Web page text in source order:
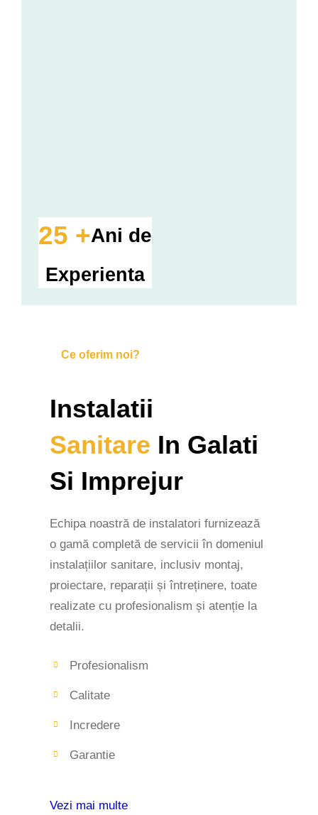
25 +Ani de
Experienta
Ce oferim noi?
Instalatii
Sanitare In Galati
Si Imprejur
Echipa noastră de instalatori furnizează
o gamă completă de servicii în domeniul
instalațiilor sanitare, inclusiv montaj,
proiectare, reparații și întreținere, toate
realizate cu profesionalism și atenție la
detalii.
Profesionalism
Calitate
Incredere
Garantie
Vezi mai multe